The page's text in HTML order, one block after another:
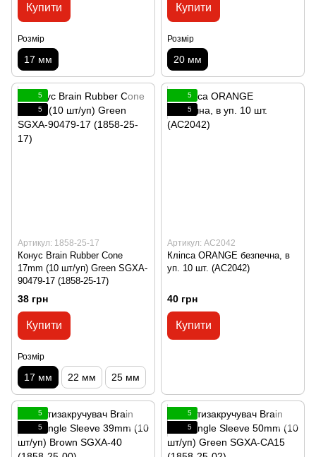
Купити
Розмір
17 мм
Купити
Розмір
20 мм
5
5
Артикул: 1858-25-17
Конус Brain Rubber Cone
17mm (10 шт/уп) Green SGXA-
90479-17 (1858-25-17)
38 грн
Купити
Розмір
17 мм 22 мм 25 мм
5
5
Артикул: AC2042
Кліпса ORANGE безпечна, в
уп. 10 шт. (AC2042)
40 грн
Купити
5
5
5
5